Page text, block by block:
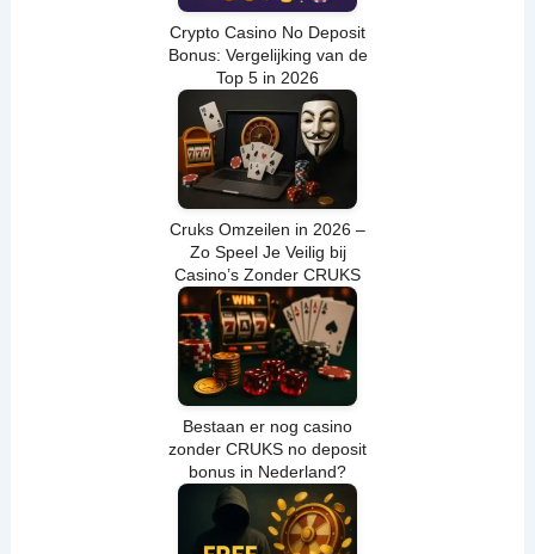
Crypto Casino No Deposit
Bonus: Vergelijking van de
Top 5 in 2026
Cruks Omzeilen in 2026 –
Zo Speel Je Veilig bij
Casino’s Zonder CRUKS
Bestaan er nog casino
zonder CRUKS no deposit
bonus in Nederland?